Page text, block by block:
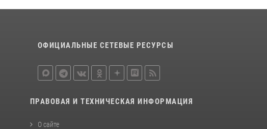
Росгвардия обеспечила безопасность липчан
20 июля 2026, 12:22 5
Росгвардия обеспечила безопасность во
время фестиваля бардов в Липецке
ОФИЦИАЛЬНЫЕ СЕТЕВЫЕ РЕСУРСЫ
ПРАВОВАЯ И ТЕХНИЧЕСКАЯ ИНФОРМАЦИЯ
О сайте